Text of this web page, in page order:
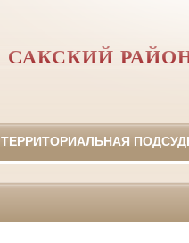
САКСКИЙ
ТЕРРИТОРИАЛЬНАЯ